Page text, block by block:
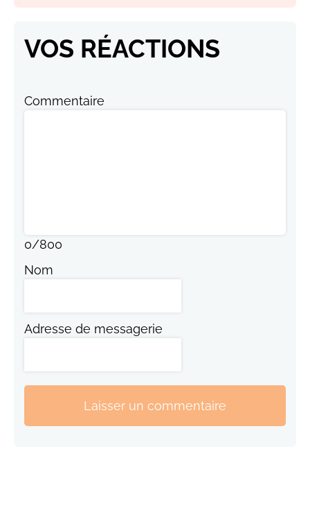
VOS RÉACTIONS
Commentaire
0/800
Nom
Adresse de messagerie
Laisser un commentaire